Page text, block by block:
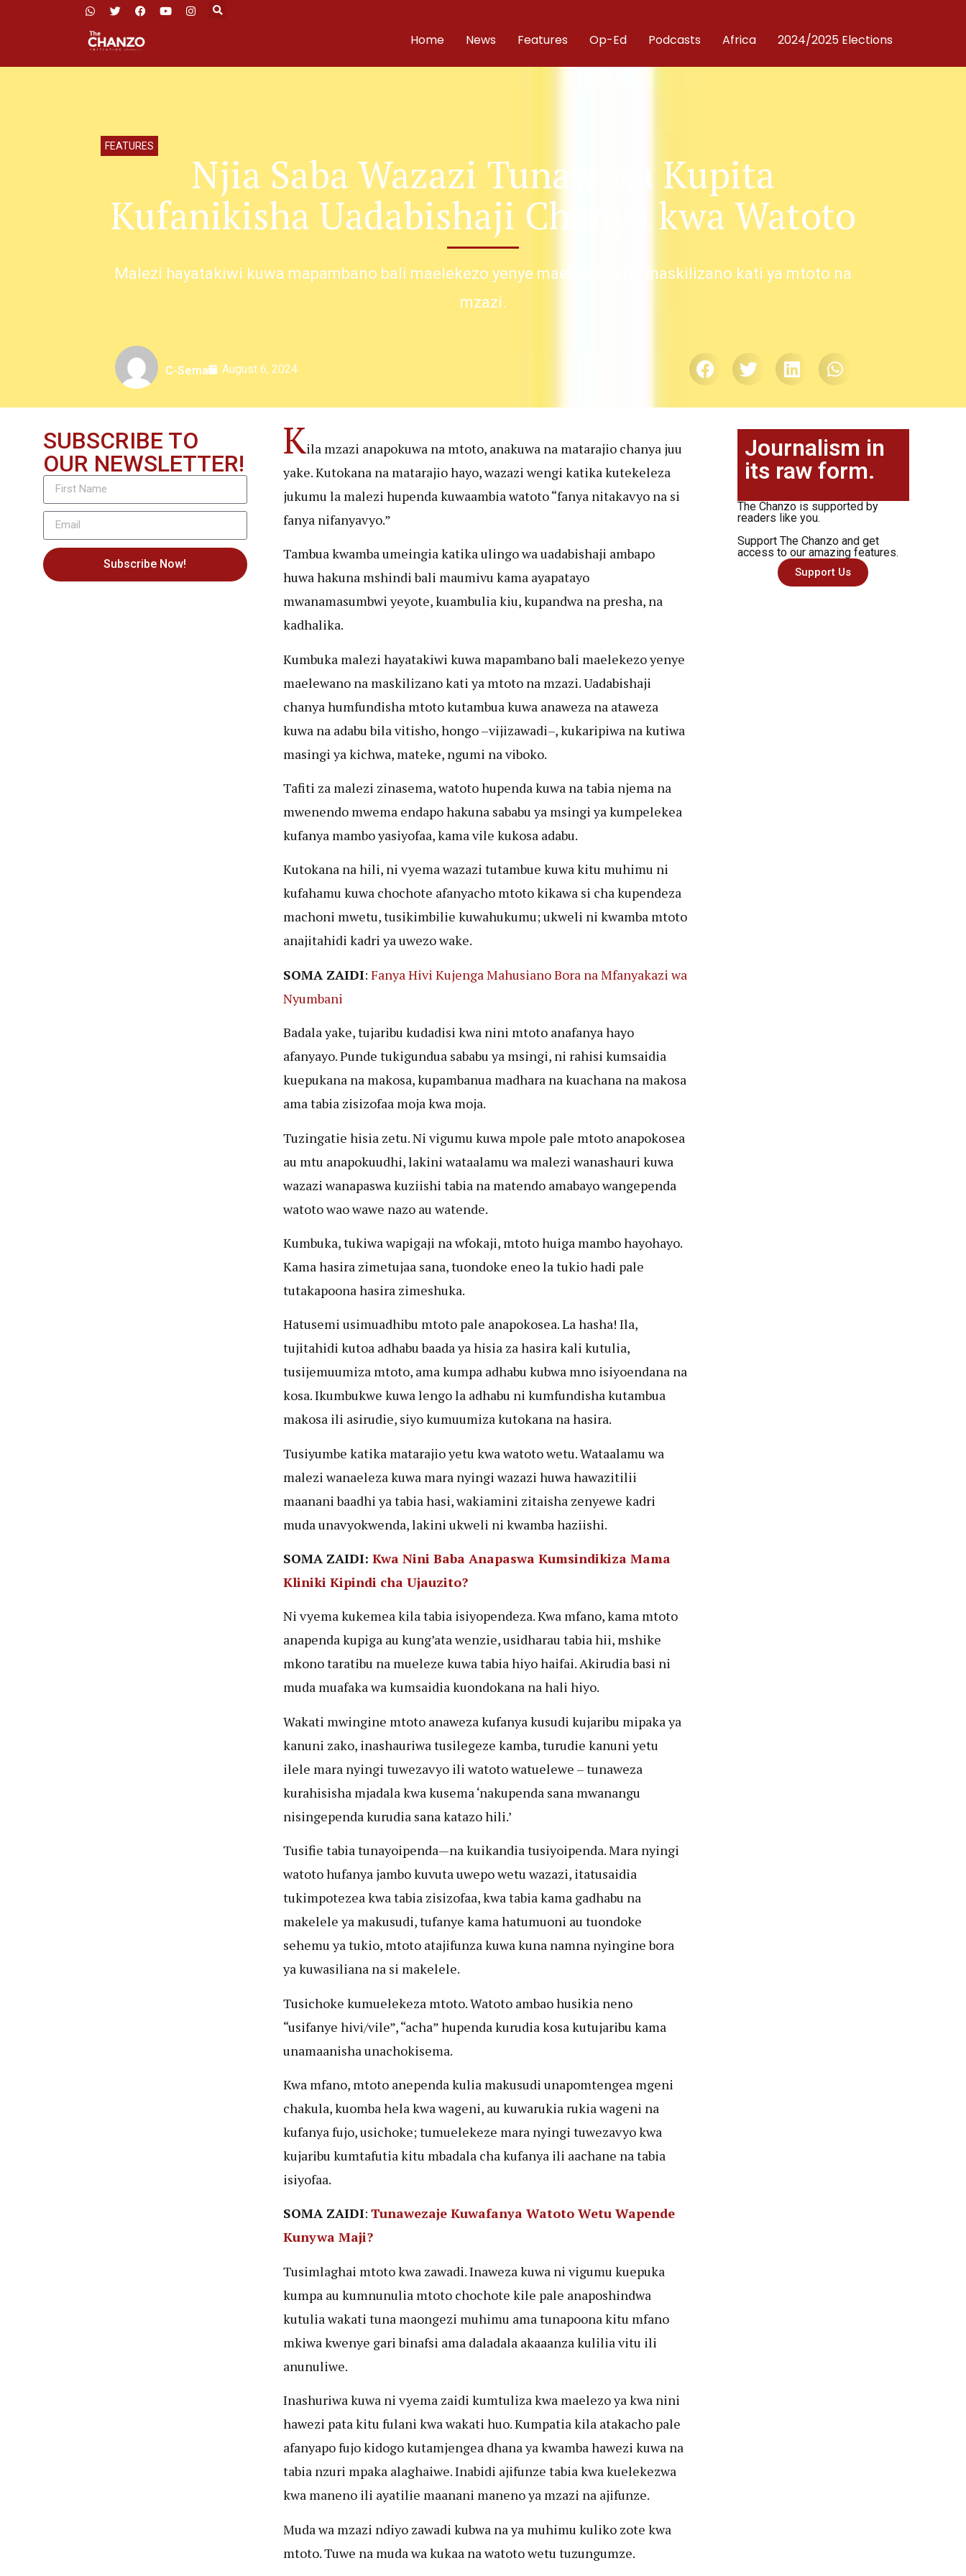
Home News Features Op-Ed Podcasts Africa 2024/2025 Elections
FEATURES
Njia Saba Wazazi Tunaweza Kupita
Kufanikisha Uadabishaji Chanya kwa Watoto
Malezi hayatakiwi kuwa mapambano bali maelekezo yenye maelewano na maskilizano kati ya mtoto na
mzazi.
C-Sema August 6, 2024
SUBSCRIBE TO
OUR NEWSLETTER!
Subscribe Now!
Kila mzazi anapokuwa na mtoto, anakuwa na matarajio chanya juu
yake. Kutokana na matarajio hayo, wazazi wengi katika kutekeleza
jukumu la malezi hupenda kuwaambia watoto “fanya nitakavyo na si
fanya nifanyavyo.”
Tambua kwamba umeingia katika ulingo wa uadabishaji ambapo
huwa hakuna mshindi bali maumivu kama ayapatayo
mwanamasumbwi yeyote, kuambulia kiu, kupandwa na presha, na
kadhalika.
Kumbuka malezi hayatakiwi kuwa mapambano bali maelekezo yenye
maelewano na maskilizano kati ya mtoto na mzazi. Uadabishaji
chanya humfundisha mtoto kutambua kuwa anaweza na ataweza
kuwa na adabu bila vitisho, hongo –vijizawadi–, kukaripiwa na kutiwa
masingi ya kichwa, mateke, ngumi na viboko.
Tafiti za malezi zinasema, watoto hupenda kuwa na tabia njema na
mwenendo mwema endapo hakuna sababu ya msingi ya kumpelekea
kufanya mambo yasiyofaa, kama vile kukosa adabu.
Kutokana na hili, ni vyema wazazi tutambue kuwa kitu muhimu ni
kufahamu kuwa chochote afanyacho mtoto kikawa si cha kupendeza
machoni mwetu, tusikimbilie kuwahukumu; ukweli ni kwamba mtoto
anajitahidi kadri ya uwezo wake.
SOMA ZAIDI: Fanya Hivi Kujenga Mahusiano Bora na Mfanyakazi wa
Nyumbani
Badala yake, tujaribu kudadisi kwa nini mtoto anafanya hayo
afanyayo. Punde tukigundua sababu ya msingi, ni rahisi kumsaidia
kuepukana na makosa, kupambanua madhara na kuachana na makosa
ama tabia zisizofaa moja kwa moja.
Tuzingatie hisia zetu. Ni vigumu kuwa mpole pale mtoto anapokosea
au mtu anapokuudhi, lakini wataalamu wa malezi wanashauri kuwa
wazazi wanapaswa kuziishi tabia na matendo amabayo wangependa
watoto wao wawe nazo au watende.
Kumbuka, tukiwa wapigaji na wfokaji, mtoto huiga mambo hayohayo.
Kama hasira zimetujaa sana, tuondoke eneo la tukio hadi pale
tutakapoona hasira zimeshuka.
Hatusemi usimuadhibu mtoto pale anapokosea. La hasha! Ila,
tujitahidi kutoa adhabu baada ya hisia za hasira kali kutulia,
tusijemuumiza mtoto, ama kumpa adhabu kubwa mno isiyoendana na
kosa. Ikumbukwe kuwa lengo la adhabu ni kumfundisha kutambua
makosa ili asirudie, siyo kumuumiza kutokana na hasira.
Tusiyumbe katika matarajio yetu kwa watoto wetu. Wataalamu wa
malezi wanaeleza kuwa mara nyingi wazazi huwa hawazitilii
maanani baadhi ya tabia hasi, wakiamini zitaisha zenyewe kadri
muda unavyokwenda, lakini ukweli ni kwamba haziishi.
SOMA ZAIDI: Kwa Nini Baba Anapaswa Kumsindikiza Mama
Kliniki Kipindi cha Ujauzito?
Ni vyema kukemea kila tabia isiyopendeza. Kwa mfano, kama mtoto
anapenda kupiga au kung’ata wenzie, usidharau tabia hii, mshike
mkono taratibu na mueleze kuwa tabia hiyo haifai. Akirudia basi ni
muda muafaka wa kumsaidia kuondokana na hali hiyo.
Wakati mwingine mtoto anaweza kufanya kusudi kujaribu mipaka ya
kanuni zako, inashauriwa tusilegeze kamba, turudie kanuni yetu
ilele mara nyingi tuwezavyo ili watoto watuelewe – tunaweza
kurahisisha mjadala kwa kusema ‘nakupenda sana mwanangu
nisingependa kurudia sana katazo hili.’
Tusifie tabia tunayoipenda—na kuikandia tusiyoipenda. Mara nyingi
watoto hufanya jambo kuvuta uwepo wetu wazazi, itatusaidia
tukimpotezea kwa tabia zisizofaa, kwa tabia kama gadhabu na
makelele ya makusudi, tufanye kama hatumuoni au tuondoke
sehemu ya tukio, mtoto atajifunza kuwa kuna namna nyingine bora
ya kuwasiliana na si makelele.
Tusichoke kumuelekeza mtoto. Watoto ambao husikia neno
“usifanye hivi/vile”, “acha” hupenda kurudia kosa kutujaribu kama
unamaanisha unachokisema.
Kwa mfano, mtoto anependa kulia makusudi unapomtengea mgeni
chakula, kuomba hela kwa wageni, au kuwarukia rukia wageni na
kufanya fujo, usichoke; tumuelekeze mara nyingi tuwezavyo kwa
kujaribu kumtafutia kitu mbadala cha kufanya ili aachane na tabia
isiyofaa.
SOMA ZAIDI: Tunawezaje Kuwafanya Watoto Wetu Wapende
Kunywa Maji?
Tusimlaghai mtoto kwa zawadi. Inaweza kuwa ni vigumu kuepuka
kumpa au kumnunulia mtoto chochote kile pale anaposhindwa
kutulia wakati tuna maongezi muhimu ama tunapoona kitu mfano
mkiwa kwenye gari binafsi ama daladala akaaanza kulilia vitu ili
anunuliwe.
Inashuriwa kuwa ni vyema zaidi kumtuliza kwa maelezo ya kwa nini
hawezi pata kitu fulani kwa wakati huo. Kumpatia kila atakacho pale
afanyapo fujo kidogo kutamjengea dhana ya kwamba hawezi kuwa na
tabia nzuri mpaka alaghaiwe. Inabidi ajifunze tabia kwa kuelekezwa
kwa maneno ili ayatilie maanani maneno ya mzazi na ajifunze.
Muda wa mzazi ndiyo zawadi kubwa na ya muhimu kuliko zote kwa
mtoto. Tuwe na muda wa kukaa na watoto wetu tuzungumze.
Journalism in
its raw form.
The Chanzo is supported by
readers like you.
Support The Chanzo and get
access to our amazing features.
Support Us